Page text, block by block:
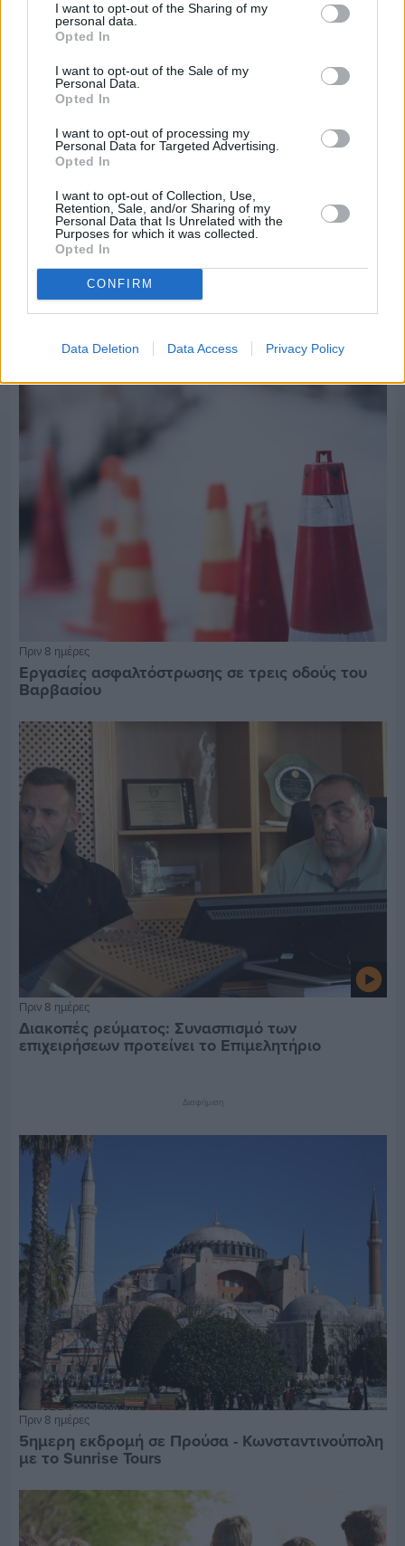
I want to opt-out of the Sharing of my
personal data.
Opted In
I want to opt-out of the Sale of my
Personal Data.
Opted In
I want to opt-out of processing my
Personal Data for Targeted Advertising.
Opted In
I want to opt-out of Collection, Use,
Retention, Sale, and/or Sharing of my
Personal Data that Is Unrelated with the
Purposes for which it was collected.
Opted In
CONFIRM
Data Deletion Data Access Privacy Policy
Πριν 8 ημέρες
Τρίτος στη σφαιροβολία στη διεθνή συνάντηση
Πριν 8 ημέρες
Εργασίες ασφαλτόστρωσης σε τρεις οδούς του
Βαρβασίου
Πριν 8 ημέρες
Διακοπές ρεύματος: Συνασπισμό των
επιχειρήσεων προτείνει το Επιμελητήριο
Διαφήμιση
Πριν 8 ημέρες
5ημερη εκδρομή σε Προύσα - Κωνσταντινούπολη
με το Sunrise Tours